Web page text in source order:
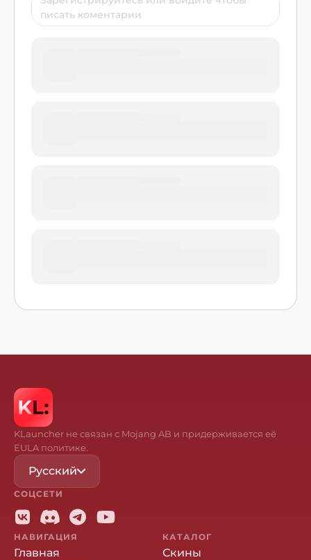
KLauncher не связан с Mojang AB и придерживается её
EULA политике.
Русский
СОЦСЕТИ
НАВИГАЦИЯ
Главная
КАТАЛОГ
Скины